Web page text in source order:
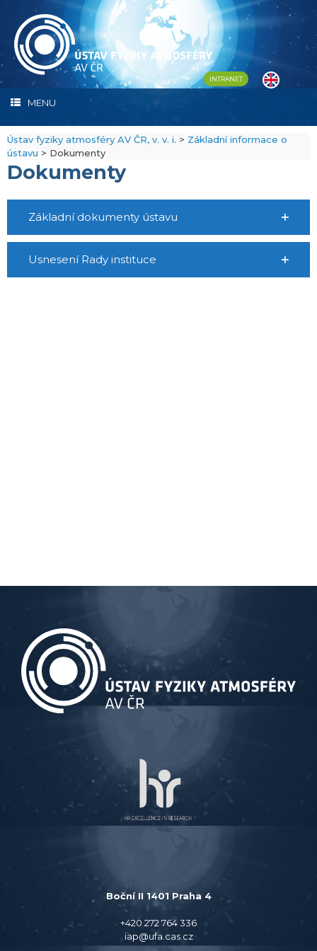
content
INTRANET
MENU
Ústav fyziky atmosféry AV ČR, v. v. i. > Základní informace o
ústavu > Dokumenty
Dokumenty
Základní dokumenty ústavu
Usnesení Rady instituce
Boční II 1401 Praha 4
+420 272 764 336
iap@ufa.cas.cz